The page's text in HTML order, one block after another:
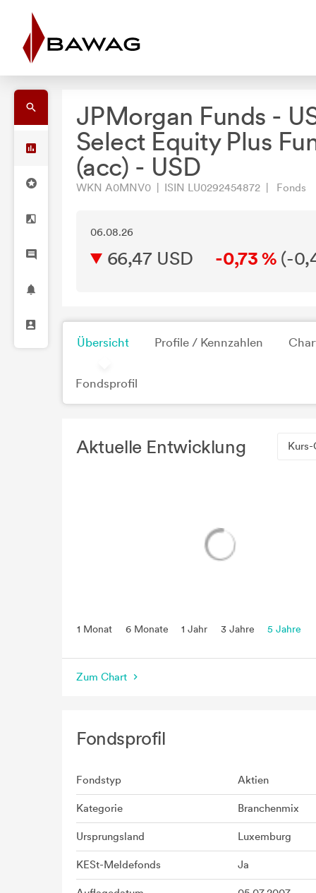
JPMorgan Funds -
Select Equity Plus
(acc) - USD
WKN A0MNV0 | ISIN LU0292454872 | Fonds
06.08.26
66,47 USD -0,73 % (-
Übersicht Profile / Kennzahlen
Fondsprofil
Aktuelle Entwicklung Kurs-
1 Monat 6 Monate 1 Jahr 3 Jahre 5 Jahre
Zum Chart
Fondsprofil
Fondstyp Aktien
Kategorie Branchenmix
Ursprungsland Luxemburg
KESt-Meldefonds Ja